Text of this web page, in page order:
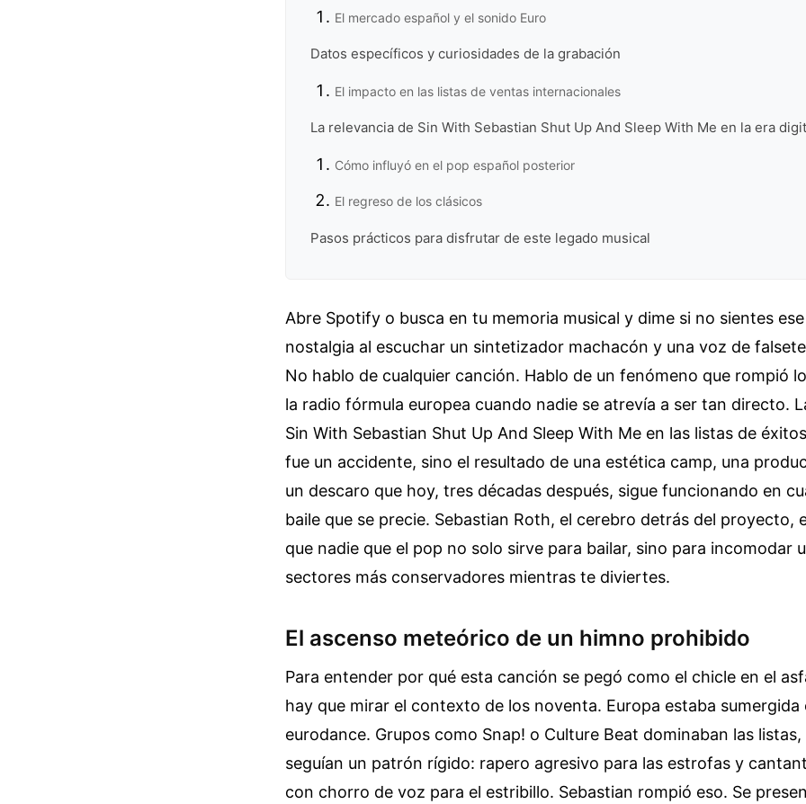
El mercado español y el sonido Euro
Datos específicos y curiosidades de la grabación
El impacto en las listas de ventas internacionales
La relevancia de Sin With Sebastian Shut Up And Sleep With Me en la era
Cómo influyó en el pop español posterior
El regreso de los clásicos
Pasos prácticos para disfrutar de este legado musical
Abre Spotify o busca en tu memoria musical y dime si no sientes
nostalgia al escuchar un sintetizador machacón y una voz de
No hablo de cualquier canción. Hablo de un fenómeno que rompió
la radio fórmula europea cuando nadie se atrevía a ser tan directo.
Sin With Sebastian Shut Up And Sleep With Me en las listas de
fue un accidente, sino el resultado de una estética camp, una
un descaro que hoy, tres décadas después, sigue funcionando en
baile que se precie. Sebastian Roth, el cerebro detrás del proyecto,
que nadie que el pop no solo sirve para bailar, sino para incomodar
sectores más conservadores mientras te diviertes.
El ascenso meteórico de un himno prohibido
Para entender por qué esta canción se pegó como el chicle en el
hay que mirar el contexto de los noventa. Europa estaba sumergida
eurodance. Grupos como Snap! o Culture Beat dominaban las
seguían un patrón rígido: rapero agresivo para las estrofas y
con chorro de voz para el estribillo. Sebastian rompió eso. Se